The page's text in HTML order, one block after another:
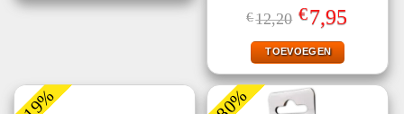
Gewaardeerd
5.00uit 5
€12,20 Oorspronkelijke
prijs
was:
€12,20.
€7,95prijs
TOEVOEGEN